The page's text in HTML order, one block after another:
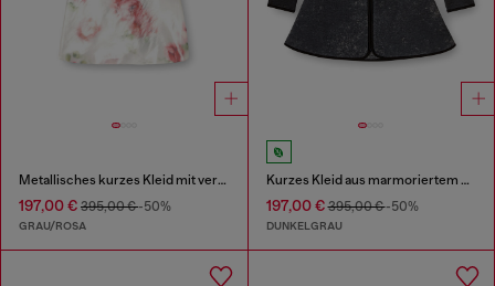
Metallisches kurzes Kleid mit verschwommenem Rosenmuster
197,00 € 395,00 €-50%
GRAU/ROSA
Kurzes Kleid aus marmoriertem Scuba
197,00 €395,00 €-50%
DUNKELGRAU